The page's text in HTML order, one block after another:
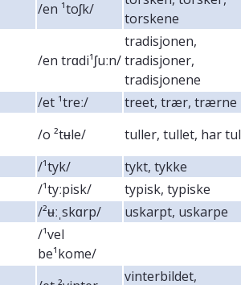
/en ¹toʃk/
torskene
/en trɑdi¹ʃuːn/
tradisjonen,
tradisjoner,
tradisjonene
/et ¹treː/
treet, trær, trærne
/o ²tʉle/
tuller, tullet, har
/¹tyk/
tykt, tykke
/¹tyːpisk/
typisk, typiske
/²ʉːˌskɑrp/
uskarpt, uskarpe
/¹vel
be¹kome/
vinterbildet,